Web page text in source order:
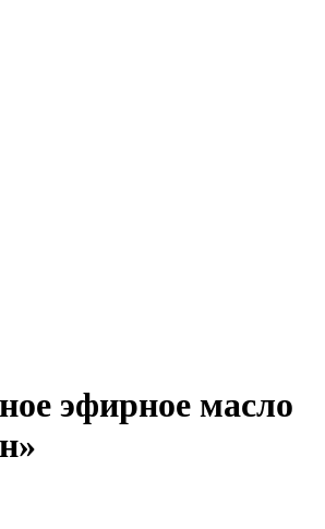
эфирное масло